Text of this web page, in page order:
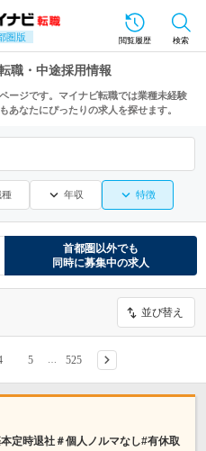
圏版 閲覧履歴 検索
職・中途採用情報
ージです。マイナビ転職では業種未経験
なたにぴったりの求人を探せます。
種 年収 特徴
首都圏 以外でも
同時に募集中の求人
並び替え
5 525
定時退社＃個人ノルマなし#有休取